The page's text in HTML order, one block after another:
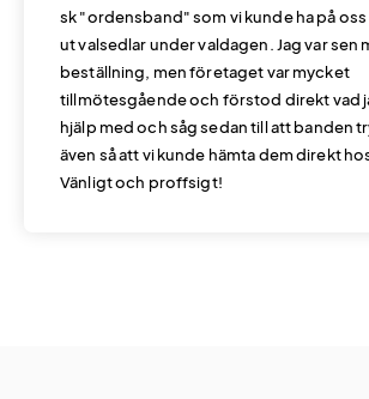
sk "ordensband" som vi kunde ha på oss
ut valsedlar under valdagen. Jag var sen
beställning, men företaget var mycket
tillmötesgående och förstod direkt vad
hjälp med och såg sedan till att banden
även så att vi kunde hämta dem direkt
Vänligt och proffsigt!